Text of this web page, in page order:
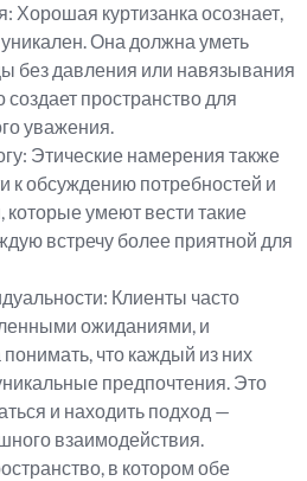
Хорошая куртизанка осознает,
Она должна уметь
без давления или навязывания
пространство для
уважения.
Этические намерения также
к обсуждению потребностей и
которые умеют вести такие
встречу более приятной для
Клиенты часто
ожиданиями, и
что каждый из них
предпочтения. Это
и находить подход —
взаимодействия.
в котором обе